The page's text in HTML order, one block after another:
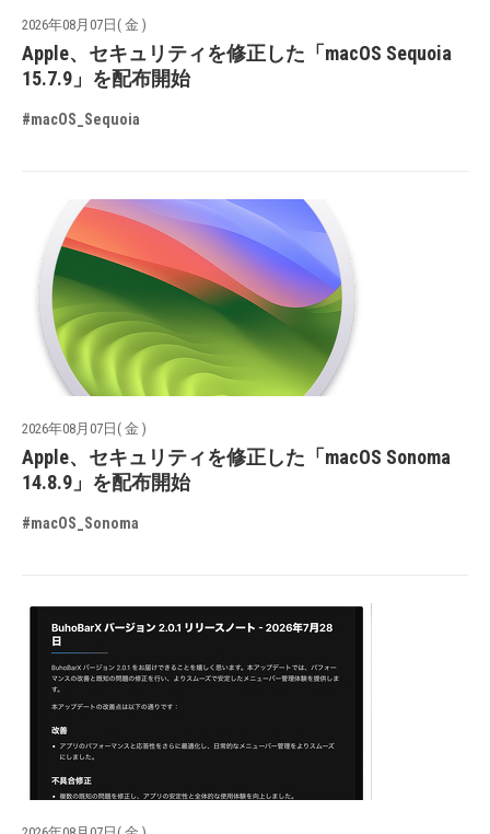
2026年08月07日( 金 )
Apple、セキュリティを修正した「macOS Sequoia
15.7.9」を配布開始
#macOS_Sequoia
2026年08月07日( 金 )
Apple、セキュリティを修正した「macOS Sonoma
14.8.9」を配布開始
#macOS_Sonoma